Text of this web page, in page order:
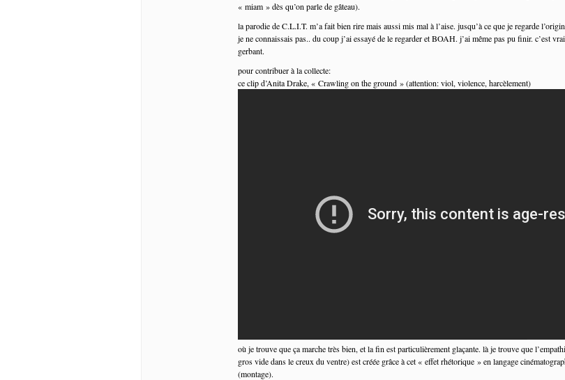
« miam » dès qu’on parle de gâteau).
la parodie de C.L.I.T. m’a fait bien rire mais aussi mis mal à l’aise. jusqu’à ce que je regarde
je ne connaissais pas.. du coup j’ai essayé de le regarder et BOAH. j’ai même pas pu finir. c’est
gerbant.
pour contribuer à la collecte:
ce clip d’Anita Drake, « Crawling on the ground » (attention: viol, violence, harcèlement)
où je trouve que ça marche très bien, et la fin est particulièrement glaçante. là je trouve que
gros vide dans le creux du ventre) est créée grâce à cet « effet rhétorique » en langage
(montage).